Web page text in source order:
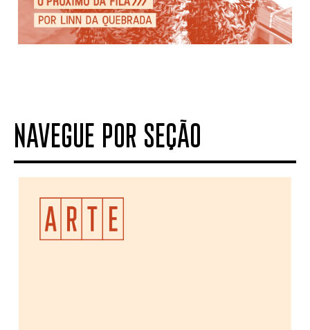
NAVEGUE POR SEÇÃO